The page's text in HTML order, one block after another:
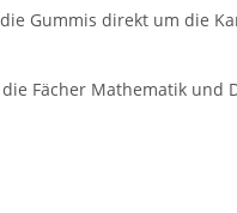
Gummis direkt um die
Fächer Mathematik und